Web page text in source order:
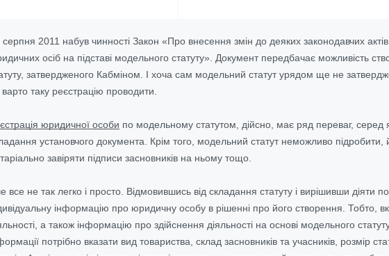
серпня 2011 набув чинності Закон «Про внесення змін до деяких законодавчих
осіб на підставі модельного статуту». Документ передбачає можливість
затвердженого Кабміном. І хоча сам модельний статут урядом ще не
таку реєстрацію проводити.
юридичної особи по модельному статутом, дійсно, має ряд переваг, серед
установчого документа. Крім того, модельний статут неможливо підробити,
завіряти підписи засновників на ньому тощо.
все не так легко і просто. Відмовившись від складання статуту і вирішивши діяти
інформацію про юридичну особу в рішенні про його створення. Тобто,
а також інформацію про здійснення діяльності на основі модельного
потрібно вказати вид товариства, склад засновників та учасників, розмір